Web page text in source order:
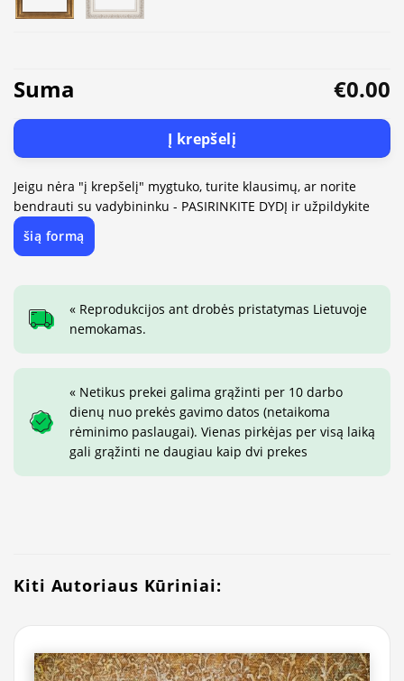
Suma €0.00
Į krepšelį
Jeigu nėra "į krepšelį" mygtuko, turite klausimų, ar norite
bendrauti su vadybininku - PASIRINKITE DYDĮ ir užpildykite
šią formą
« Reprodukcijos ant drobės pristatymas Lietuvoje
nemokamas.
« Netikus prekei galima grąžinti per 10 darbo
dienų nuo prekės gavimo datos (netaikoma
rėminimo paslaugai). Vienas pirkėjas per visą laiką
gali grąžinti ne daugiau kaip dvi prekes
Kiti Autoriaus Kūriniai: